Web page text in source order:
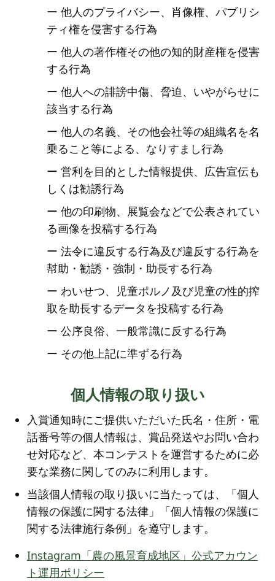
ー 他人のプライバシー、肖像権、パブリシ
ティ権を侵害する行為
ー 他人の著作権その他の知的財産権を侵害
する行為
ー 他人への誹謗中傷、脅迫、いやがらせに
該当する行為
ー 他人の名義、その他会社等の組織名を名
乗ること等による、なりすまし行為
ー 営利を目的とした情報提供、広告宣伝も
しくは勧誘行為
ー 他の印刷物、展覧会などで公表されてい
る画像を投稿する行為
ー 法令に違反する行為及び違反する行為を
幇助・勧誘・強制・助長する行為
ー わいせつ、児童ポルノ及び児童の性的搾
取を助長するデータを投稿する行為
ー 公序良俗、一般常識に反する行為
ー その他上記に準ずる行為
個人情報の取り扱い
入賞通知時にご提供いただいた氏名・住所・電
話番号等の個人情報は、賞品発送やお問い合わ
せ対応など、本コンテストを運営するために必
要な業務に関してのみに利用します。
当該個人情報の取り扱いに当たっては、「個人
情報の保護に関する法律」「個人情報の保護に
関する法律施行条例」を遵守します。
Instagram「農の風景育成地区」公式アカウン
ト運用ポリシー